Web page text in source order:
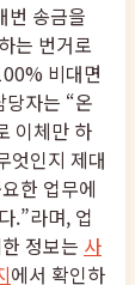
번 송금을
는 번거로
비대면
자는 “온
이체만 하
엇인지 제대
한 업무에
.”라며, 업
정보는 사
에서 확인하